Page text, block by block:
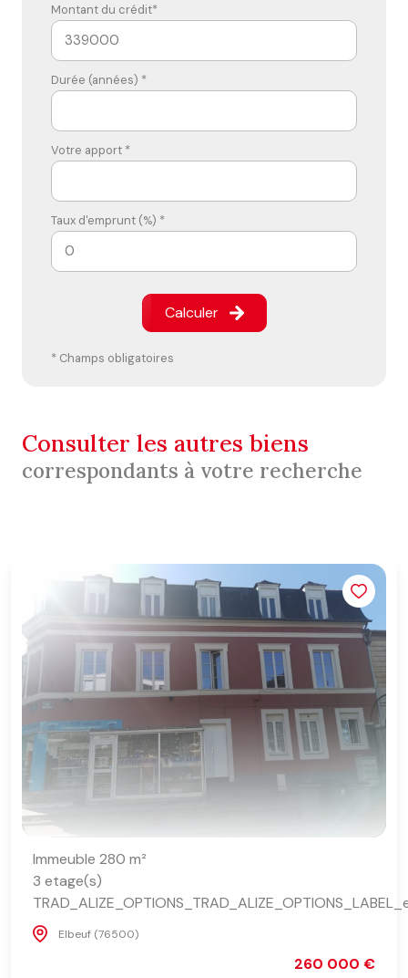
Montant du crédit*
Durée (années) *
Votre apport *
Taux d'emprunt (%) *
Calculer
* Champs obligatoires
consulter les autres biens
correspondants à votre recherche
Immeuble 280 m²
3 etage(s)
Elbeuf (76500)
260 000 €